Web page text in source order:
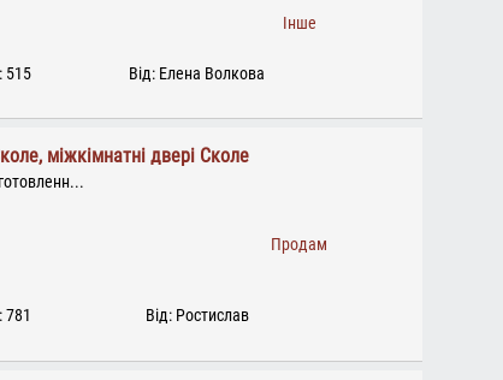
515 Від: Елена Волкова
Інше
міжкімнатні двері Сколе
781 Від: Ростислав
Продам